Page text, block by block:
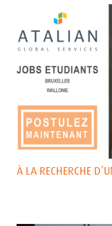
À LA RECHERCHE